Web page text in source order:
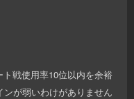
戦使用率10位以内を余裕
が弱いわけがありません